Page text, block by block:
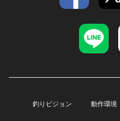
釣りビジョン 動作環境